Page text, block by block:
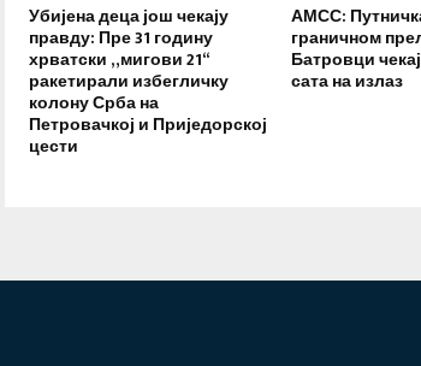
Убијена деца још чекају
правду: Пре 31 годину
хрватски „мигови 21“
ракетирали избегличку
колону Срба на
Петровачкој и Приједорској
цести
АМСС:
граничном
Батровци
сата на излаз